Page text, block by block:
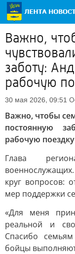
Важно,
заботу:
рабочую
30 мая 2026, 09:51
Важно, чтобы
постоянную
рабочую
Глава
круг вопросов:
мер поддержки
«Для меня
реальной и
Спасибо
бойцы